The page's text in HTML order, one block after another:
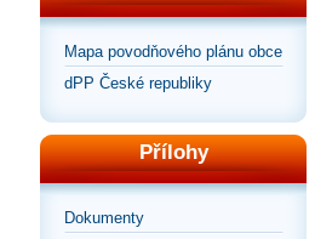
Mapa povodňového plánu obce
dPP České republiky
Přílohy
Dokumenty